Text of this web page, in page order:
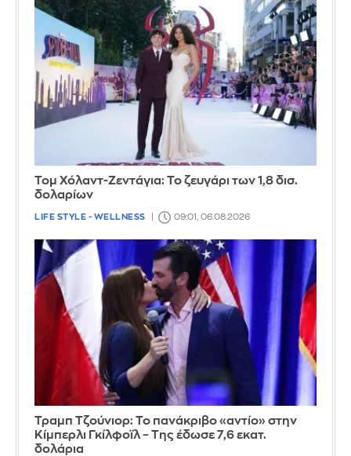
Τομ Χόλαντ-Ζεντάγια: Το ζευγάρι των 1,8 δισ.
δολαρίων
LIFE STYLE - WELLNESS 09:01, 06.08.2026
Τραμπ Τζούνιορ: Το πανάκριβο «αντίο» στην
Κίμπερλι Γκίλφοϊλ – Της έδωσε 7,6 εκατ.
δολάρια